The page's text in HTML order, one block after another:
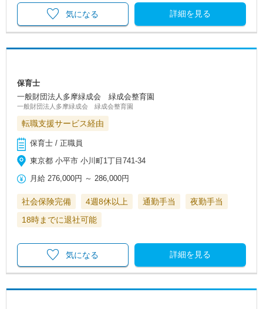
詳細を見る
気になる
保育士
一般財団法人多摩緑成会 緑成会整育園
一般財団法人多摩緑成会 緑成会整育園
転職支援サービス経由
保育士 / 正職員
東京都 小平市 小川町1丁目741-34
月給 276,000円 ～286,000円
社会保険完備 4週8休以上 通勤手当
夜勤手当
18時までに退社可能
詳細を見る
気になる